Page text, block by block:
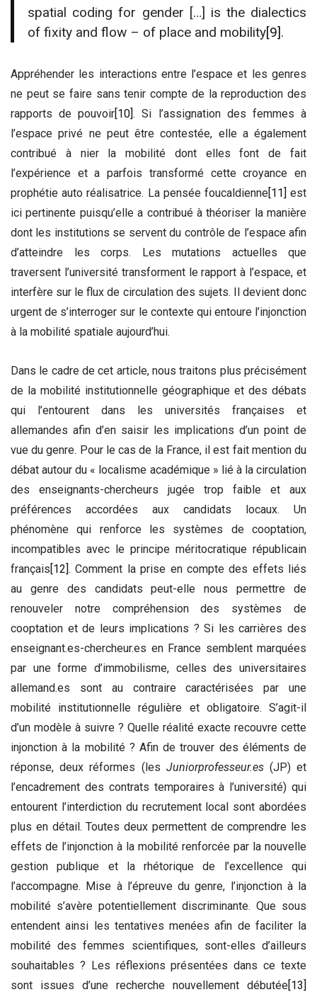
spatial coding for gender […] is the dialectics
of fixity and flow – of place and mobility[9].
Appréhender les interactions entre l’espace et les genres
ne peut se faire sans tenir compte de la reproduction des
rapports de pouvoir[10]. Si l’assignation des femmes à
l’espace privé ne peut être contestée, elle a également
contribué à nier la mobilité dont elles font de fait
l’expérience et a parfois transformé cette croyance en
prophétie auto réalisatrice. La pensée foucaldienne[11] est
ici pertinente puisqu’elle a contribué à théoriser la manière
dont les institutions se servent du contrôle de l’espace afin
d’atteindre les corps. Les mutations actuelles que
traversent l’université transforment le rapport à l’espace, et
interfère sur le flux de circulation des sujets. Il devient donc
urgent de s’interroger sur le contexte qui entoure l’injonction
à la mobilité spatiale aujourd’hui.
Dans le cadre de cet article, nous traitons plus précisément
de la mobilité institutionnelle géographique et des débats
qui l’entourent dans les universités françaises et
allemandes afin d’en saisir les implications d’un point de
vue du genre. Pour le cas de la France, il est fait mention du
débat autour du « localisme académique » lié à la circulation
des enseignants-chercheurs jugée trop faible et aux
préférences accordées aux candidats locaux. Un
phénomène qui renforce les systèmes de cooptation,
incompatibles avec le principe méritocratique républicain
français[12]. Comment la prise en compte des effets liés
au genre des candidats peut-elle nous permettre de
renouveler notre compréhension des systèmes de
cooptation et de leurs implications ? Si les carrières des
enseignant.es-chercheur.es en France semblent marquées
par une forme d’immobilisme, celles des universitaires
allemand.es sont au contraire caractérisées par une
mobilité institutionnelle régulière et obligatoire. S’agit-il
d’un modèle à suivre ? Quelle réalité exacte recouvre cette
injonction à la mobilité ? Afin de trouver des éléments de
réponse, deux réformes (les Juniorprofesseur.es(JP) et
l’encadrement des contrats temporaires à l’université) qui
entourent l’interdiction du recrutement local sont abordées
plus en détail. Toutes deux permettent de comprendre les
effets de l’injonction à la mobilité renforcée par la nouvelle
gestion publique et la rhétorique de l’excellence qui
l’accompagne. Mise à l’épreuve du genre, l’injonction à la
mobilité s’avère potentiellement discriminante. Que sous
entendent ainsi les tentatives menées afin de faciliter la
mobilité des femmes scientifiques, sont-elles d’ailleurs
souhaitables ? Les réflexions présentées dans ce texte
sont issues d’une recherche nouvellement débutée[13]